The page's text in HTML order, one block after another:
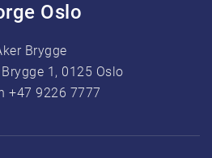
Oslo
Brygge
1, 0125 Oslo
+47 9226 7777